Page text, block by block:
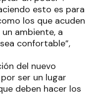
esto es para
los que acuden
ambiente, a
confortable”,
del nuevo
ser un lugar
deben hacer los